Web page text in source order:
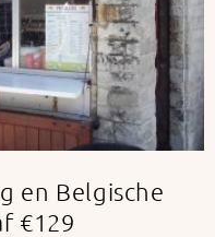
en Belgische
€129